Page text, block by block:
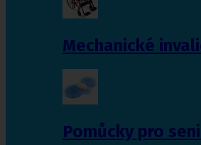
Mechanické
Pomůcky pro